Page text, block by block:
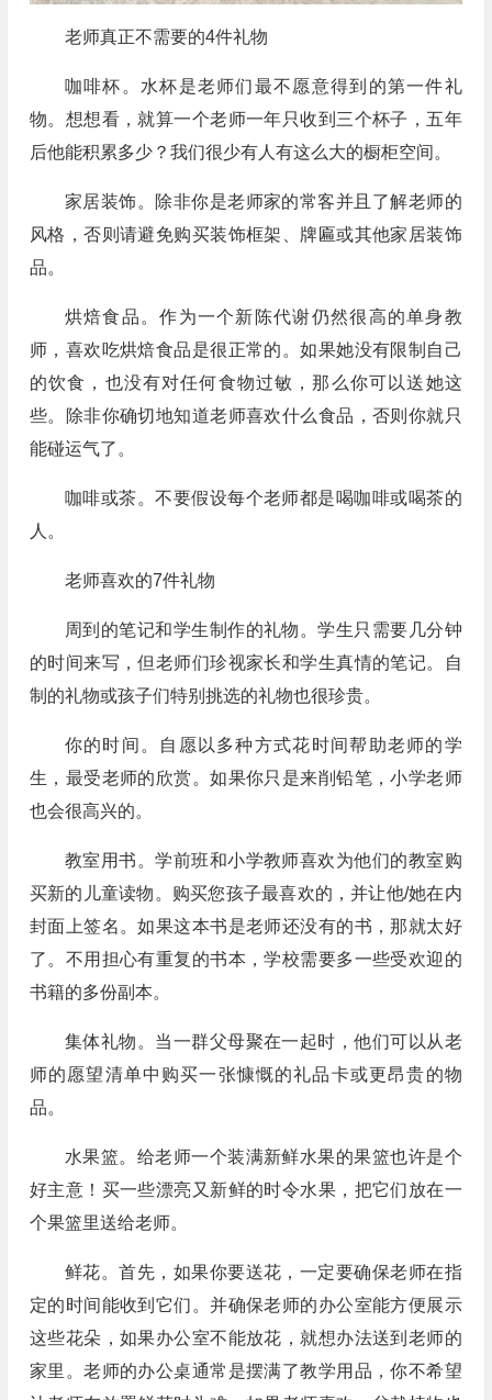
老师真正不需要的4件礼物
咖啡杯。水杯是老师们最不愿意得到的第一件礼
物。想想看，就算一个老师一年只收到三个杯子，五年
后他能积累多少？我们很少有人有这么大的橱柜空间。
家居装饰。除非你是老师家的常客并且了解老师的
风格，否则请避免购买装饰框架、牌匾或其他家居装饰
品。
烘焙食品。作为一个新陈代谢仍然很高的单身教
师，喜欢吃烘焙食品是很正常的。如果她没有限制自己
的饮食，也没有对任何食物过敏，那么你可以送她这
些。除非你确切地知道老师喜欢什么食品，否则你就只
能碰运气了。
咖啡或茶。不要假设每个老师都是喝咖啡或喝茶的
人。
老师喜欢的7件礼物
周到的笔记和学生制作的礼物。学生只需要几分钟
的时间来写，但老师们珍视家长和学生真情的笔记。自
制的礼物或孩子们特别挑选的礼物也很珍贵。
你的时间。自愿以多种方式花时间帮助老师的学
生，最受老师的欣赏。如果你只是来削铅笔，小学老师
也会很高兴的。
教室用书。学前班和小学教师喜欢为他们的教室购
买新的儿童读物。购买您孩子最喜欢的，并让他/她在内
封面上签名。如果这本书是老师还没有的书，那就太好
了。不用担心有重复的书本，学校需要多一些受欢迎的
书籍的多份副本。
集体礼物。当一群父母聚在一起时，他们可以从老
师的愿望清单中购买一张慷慨的礼品卡或更昂贵的物
品。
水果篮。给老师一个装满新鲜水果的果篮也许是个
好主意！买一些漂亮又新鲜的时令水果，把它们放在一
个果篮里送给老师。
鲜花。首先，如果你要送花，一定要确保老师在指
定的时间能收到它们。并确保老师的办公室能方便展示
这些花朵，如果办公室不能放花，就想办法送到老师的
家里。老师的办公桌通常是摆满了教学用品，你不希望